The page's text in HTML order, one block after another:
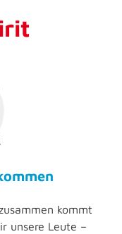
kommt
unsere Leute –